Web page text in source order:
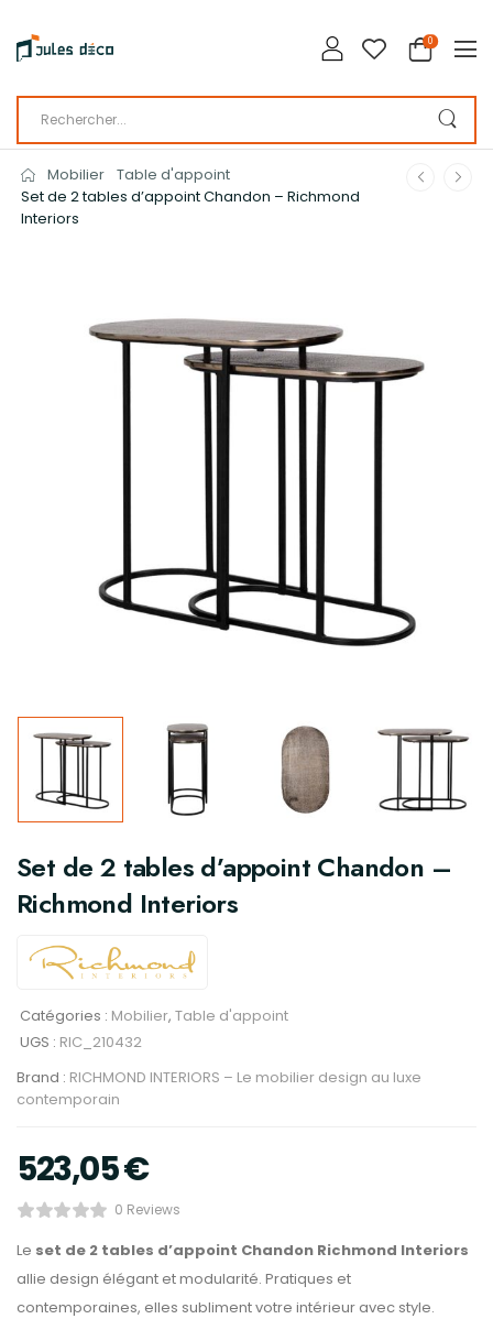
0
Mobilier Table d'appoint
Set de 2 tables d’appoint Chandon – Richmond
Interiors
Set de 2 tables d’appoint Chandon –
Richmond Interiors
Catégories : Mobilier, Table d'appoint
UGS : RIC_210432
Brand : RICHMOND INTERIORS – Le mobilier design au luxe
contemporain
523,05€
0 Reviews
Le set de 2 tables d’appoint Chandon Richmond Interiors
allie design élégant et modularité. Pratiques et
contemporaines, elles subliment votre intérieur avec style.